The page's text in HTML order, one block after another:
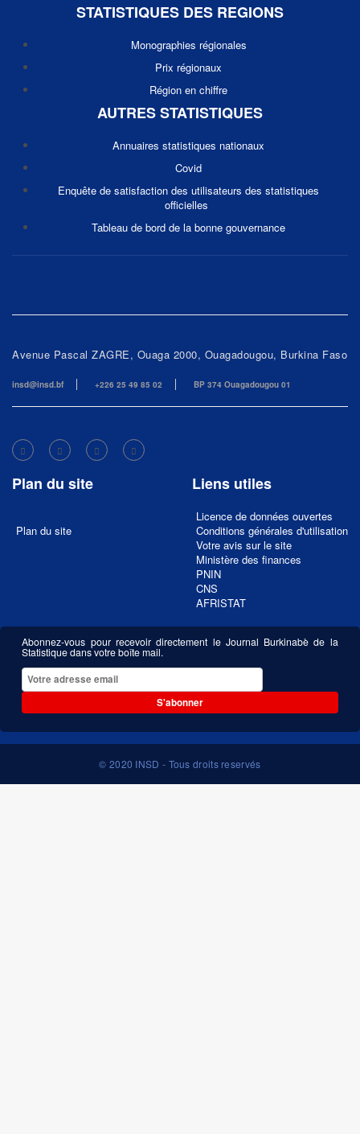
STATISTIQUES DES REGIONS
Monographies régionales
Prix régionaux
Région en chiffre
AUTRES STATISTIQUES
Annuaires statistiques nationaux
Covid
Enquête de satisfaction des utilisateurs des statistiques
officielles
Tableau de bord de la bonne gouvernance
Avenue Pascal ZAGRE, Ouaga 2000, Ouagadougou, Burkina Faso
insd@insd.bf +226 25 49 85 02 BP 374 Ouagadougou 01
Plan du site
Plan du site
Liens utiles
Licence de données ouvertes
Conditions générales d'utilisation
Votre avis sur le site
Ministère des finances
PNIN
CNS
AFRISTAT
Abonnez-vous pour recevoir directement le Journal Burkinabè de la
Statistique dans votre boîte mail.
S'abonner
© 2020 INSD - Tous droits reservés